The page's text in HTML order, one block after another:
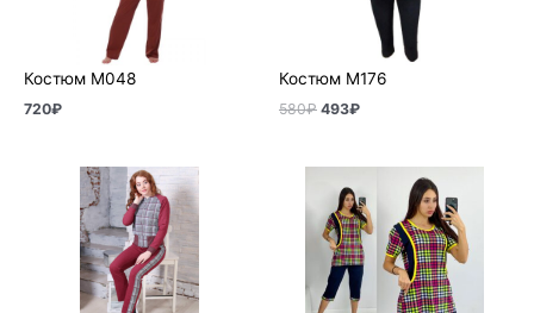
Костюм М048
720₽
Костюм М176
580₽ 493₽